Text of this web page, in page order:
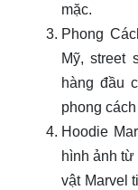
mặc.
Phong
Mỹ, street
hàng đầu
phong
Hoodie
hình ảnh
vật Marvel